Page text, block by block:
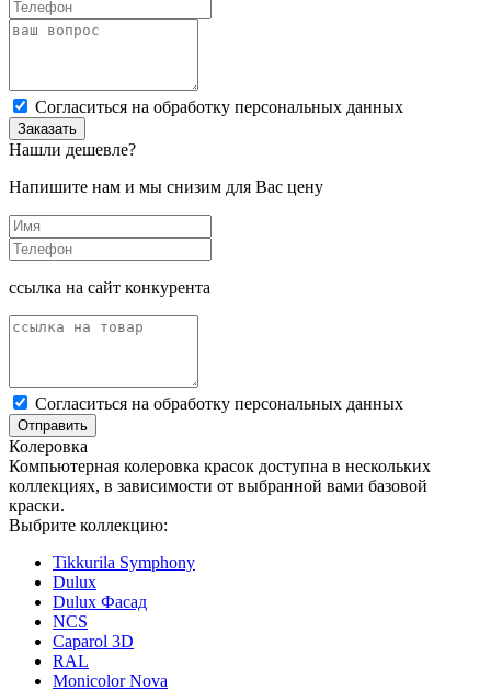
Cогласиться на обработку персональных данных
Заказать
Нашли дешевле?
Напишите нам и мы снизим для Вас цену
ссылка на сайт конкурента
Cогласиться на обработку персональных данных
Отправить
Колеровка
Компьютерная колеровка красок доступна в нескольких
коллекциях, в зависимости от выбранной вами базовой
краски.
Выбрите коллекцию:
Tikkurila Symphony
Dulux
Dulux Фасад
NCS
Caparol 3D
RAL
Monicolor Nova